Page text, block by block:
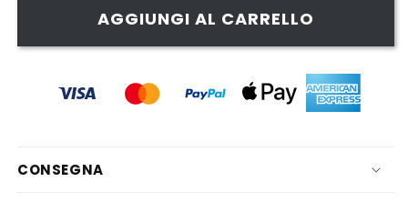
TERGICRISTALLO
ESTENSIBILE
Nöller
TERGICRISTALLO
ESTENSIBILE
Nöller
AGGIUNGI AL CARRELLO
CONSEGNA